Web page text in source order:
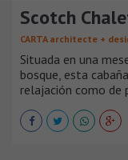
Scotch
CARTA architecte +
Situada en una
bosque, esta
relajación como de